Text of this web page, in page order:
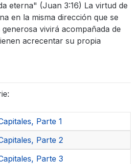
eterna" (Juan 3:16) La virtud de
en la misma dirección que se
vivirá acompañada de
acrecentar su propia
Parte 1
Parte 2
Parte 3